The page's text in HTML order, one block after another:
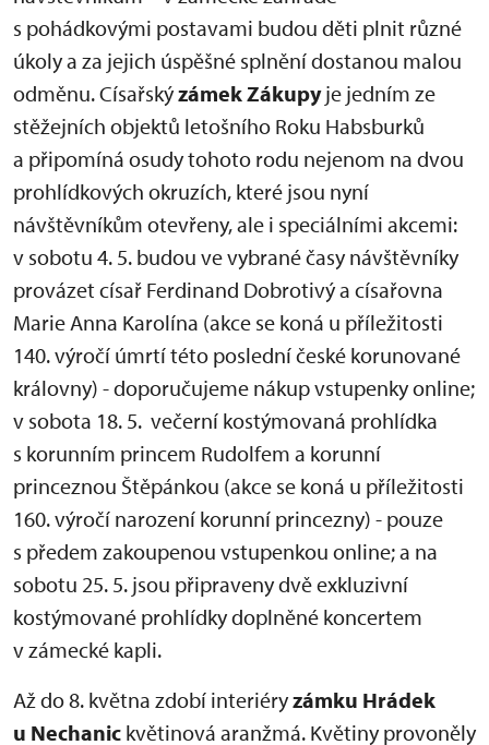
s pohádkovými postavami budou děti plnit různé
úkoly a za jejich úspěšné splnění dostanou malou
odměnu. Císařskýzámek Zákupyje jedním ze
stěžejních objektů letošního Roku Habsburků
a připomíná osudy tohoto rodu nejenom na dvou
prohlídkových okruzích, které jsou nyní
návštěvníkům otevřeny, ale i speciálními akcemi:
v sobotu 4. 5. budou ve vybrané časy návštěvníky
provázet císař Ferdinand Dobrotivý a císařovna
Marie Anna Karolína (akce se koná u příležitosti
140. výročí úmrtí této poslední české korunované
královny) - doporučujeme nákup vstupenky online;
v sobota 18. 5. večerní kostýmovaná prohlídka
s korunním princem Rudolfem a korunní
princeznou Štěpánkou (akce se koná u příležitosti
160. výročí narození korunní princezny) - pouze
s předem zakoupenou vstupenkou online; a na
sobotu 25. 5. jsou připraveny dvě exkluzivní
kostýmované prohlídky doplněné koncertem
v zámecké kapli.
Až do 8. května zdobí interiéryzámku Hrádek
u Nechanic květinová aranžmá. Květiny provoněly